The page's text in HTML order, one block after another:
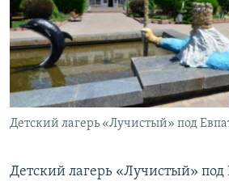
ПОБЕДИТЕЛЕЙ НЕ СУДЯТ?
КРЫМ.НЕПОКОРЕННЫЙ
ELIFBE
УКРАИНСКАЯ ПРОБЛЕМА КРЫМА
ПРИСОЕДИНЯЙТЕСЬ!
Все сайты RFE/RL
Детский лагерь «Лучистый» под
Детский лагерь «Лучистый» под